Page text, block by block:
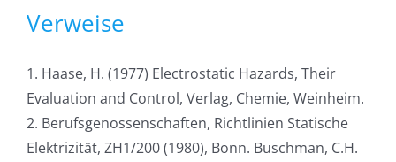
Verweise
1. Haase, H. (1977) Electrostatic Hazards, Their
Evaluation and Control, Verlag, Chemie, Weinheim.
2. Berufsgenossenschaften, Richtlinien Statische
Elektrizität, ZH1/200 (1980), Bonn. Buschman, C.H.